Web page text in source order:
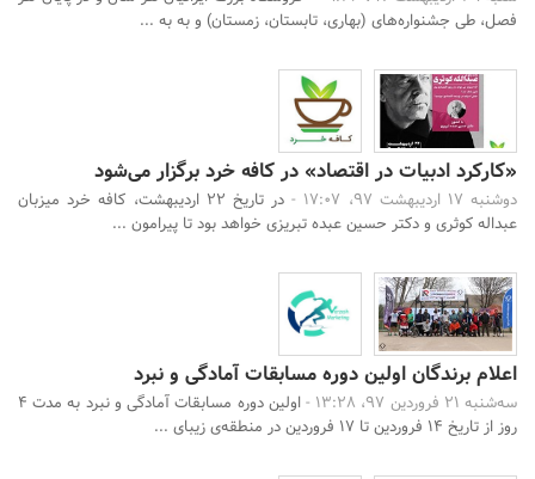
فصل، طی جشنواره‌های (بهاری، تابستان، زمستان) و به به ...
«کارکرد ادبیات در اقتصاد» در کافه خرد برگزار می‌شود
دوشنبه 17 اردیبهشت 97، 17:07 -
در تاریخ 22 اردیبهشت، کافه خرد میزبان
عبداله کوثری و دکتر حسین عبده تبریزی خواهد بود تا پیرامون ...
اعلام برندگان اولین دوره مسابقات آمادگی و نبرد
سه‌شنبه 21 فروردین 97، 13:28 -
اولین دوره مسابقات آمادگی و نبرد به مدت 4
روز از تاریخ 14 فروردین تا 17 فروردین در منطقه‌ی زیبای ...